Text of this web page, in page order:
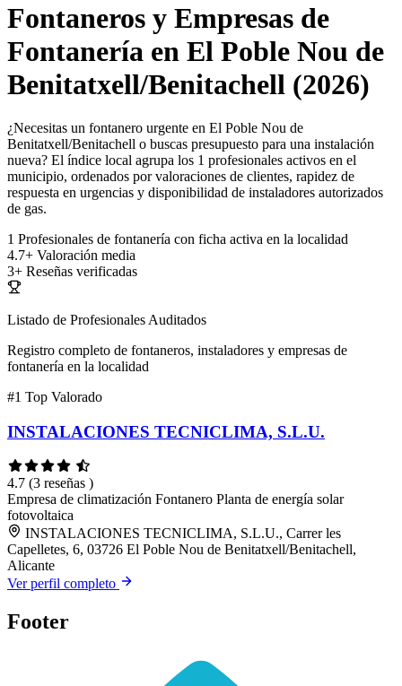
Fontaneros y Empresas de
Fontanería en El Poble Nou de
Benitatxell/Benitachell (2026)
¿Necesitas un fontanero urgente en El Poble Nou de
Benitatxell/Benitachell o buscas presupuesto para una instalación
nueva? El índice local agrupa los 1 profesionales activos en el
municipio, ordenados por valoraciones de clientes, rapidez de
respuesta en urgencias y disponibilidad de instaladores autorizados
de gas.
1 Profesionales de fontanería con ficha activa en la localidad
4.7+ Valoración media
3+ Reseñas verificadas
Listado de Profesionales Auditados
Registro completo de fontaneros, instaladores y empresas de
fontanería en la localidad
#1 Top Valorado
INSTALACIONES TECNICLIMA, S.L.U.
4.7 (3 reseñas )
Empresa de climatización Fontanero Planta de energía solar
fotovoltaica
INSTALACIONES TECNICLIMA, S.L.U., Carrer les
Capelletes, 6, 03726 El Poble Nou de Benitatxell/Benitachell,
Alicante
Ver perfil completo
Footer